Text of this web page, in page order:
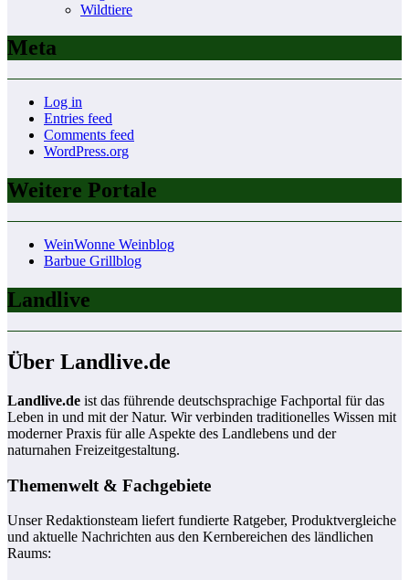
Wildtiere
Meta
Log in
Entries feed
Comments feed
WordPress.org
Weitere Portale
WeinWonne Weinblog
Barbue Grillblog
Landlive
Über Landlive.de
Landlive.de ist das führende deutschsprachige Fachportal für das
Leben in und mit der Natur. Wir verbinden traditionelles Wissen mit
moderner Praxis für alle Aspekte des Landlebens und der
naturnahen Freizeitgestaltung.
Themenwelt & Fachgebiete
Unser Redaktionsteam liefert fundierte Ratgeber, Produktvergleiche
und aktuelle Nachrichten aus den Kernbereichen des ländlichen
Raums: